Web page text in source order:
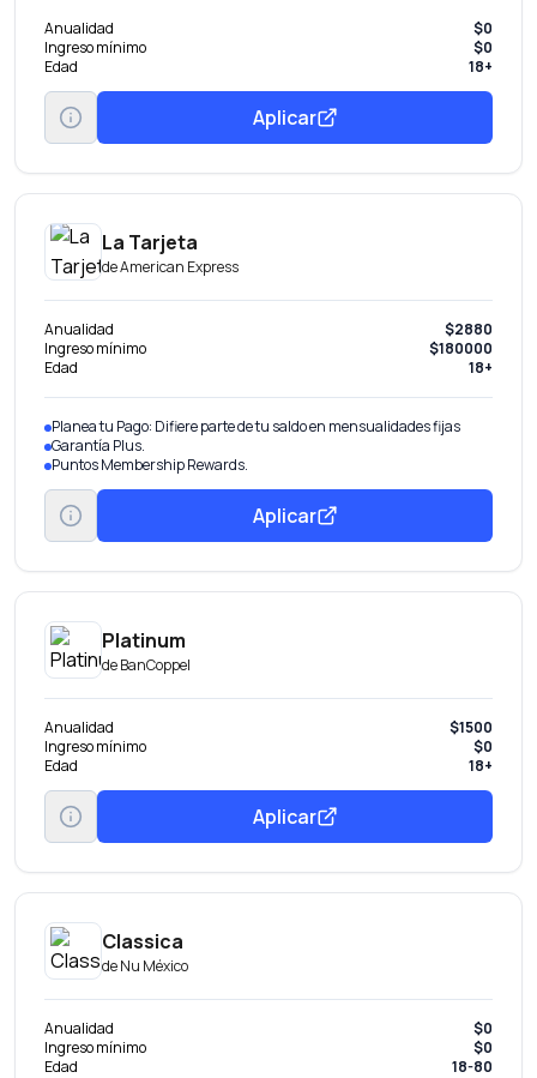
Anualidad
$0
Ingreso mínimo
$0
Edad
18+
Aplicar
La Tarjeta
deAmerican Express
Anualidad
$2880
Ingreso mínimo
$180000
Edad
18+
Planea tu Pago: Difiere parte de tu saldo en mensualidades fijas
Garantía Plus.
Puntos Membership Rewards.
Aplicar
Platinum
deBanCoppel
Anualidad
$1500
Ingreso mínimo
$0
Edad
18+
Aplicar
Classica
deNu México
Anualidad
$0
Ingreso mínimo
$0
Edad
18-80